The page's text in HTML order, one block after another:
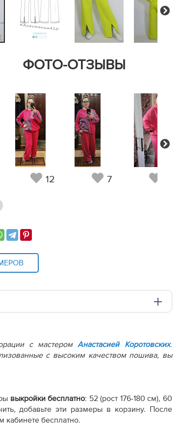
Next
ФОТО-ОТЗЫВЫ
12 7
Next
A0 с шириной печати 810мм в зависимости
с мастеромАнастасией Коротовских.
с высоким качеством пошива, вы
выкройки бесплатно: 52 (рост 176-180 см), 60
добавьте эти размеры в корзину. После
кабинете бесплатно.